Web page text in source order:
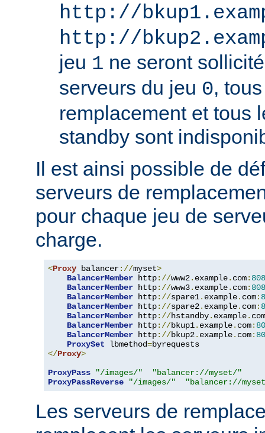
http://
http://
jeu 1 ne seront
serveurs du jeu 0,
remplacement et tous
standby sont
Il est ainsi possible de
serveurs de
pour chaque jeu de
charge.
<Proxy balancer://myset>
BalancerMember http://www2. example. com:
BalancerMember http://www3. example. com:
BalancerMember http://spare1. example. com:
BalancerMember http://spare2. example. com:
BalancerMember http://hstandby. example. com
BalancerMember http://bkup1. example. com:
BalancerMember http://bkup2. example. com:
ProxySet lbmethod=
</Proxy>
ProxyPass
"/images/"
"balancer://myset/"
ProxyPassReverse
"/images/" "balancer://
Les serveurs de